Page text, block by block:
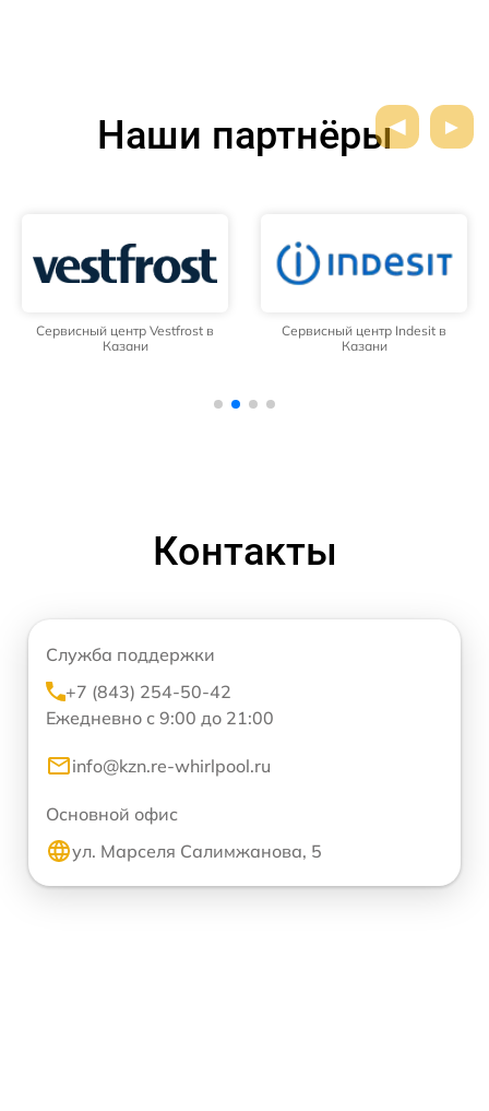
Наши партнёры
Сервисный центр Vestfrost в
Казани
Сервисный центр Indesit в
Казани
Контакты
Служба поддержки
+7 (843) 254-50-42
Ежедневно с 9:00 до 21:00
info@kzn.re-whirlpool.ru
Основной офис
ул. Марселя Салимжанова, 5